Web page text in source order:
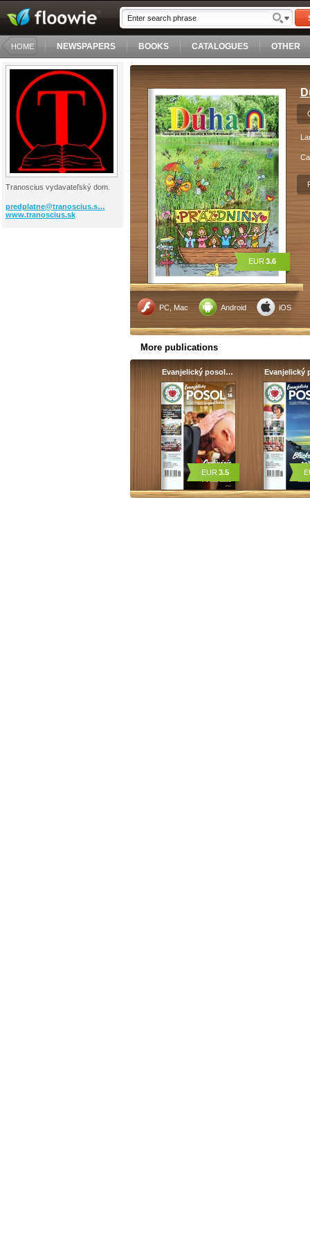
HOME NEWSPAPERS BOOKS CATALOGUES OTHER
Tranoscius vydavateľský dom.
predplatne@tranoscius.s…
www.tranoscius.sk
PC, Mac Android iOS
EUR 3.6
More publications
Evanjelický posol…
EUR 3.5
Evanjelický